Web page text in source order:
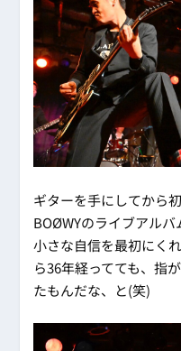
ギターを手にしてから
BOØWYのライブアルバ
小さな自信を最初にく
ら36年経ってても、指
たもんだな、と(笑)